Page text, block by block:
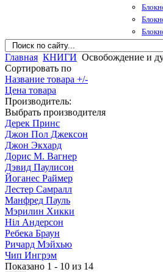
Главная КНИГИ Освобождение и
Сортировать по
Название товара +/-
Цена товара
Производитель:
Выбрать производителя
Дерек Принс
Джон Пол Джексон
Джон Экхард
Дорис М. Вагнер
Дэвид Паулисон
Йоганес Раймер
Лестер Самралл
Манфред Пауль
Мэрилин Хикки
Ніл Андерсон
Ребека Браун
Ричард Мэйхью
Чип Ингрэм
Показано 1 - 10 из 14